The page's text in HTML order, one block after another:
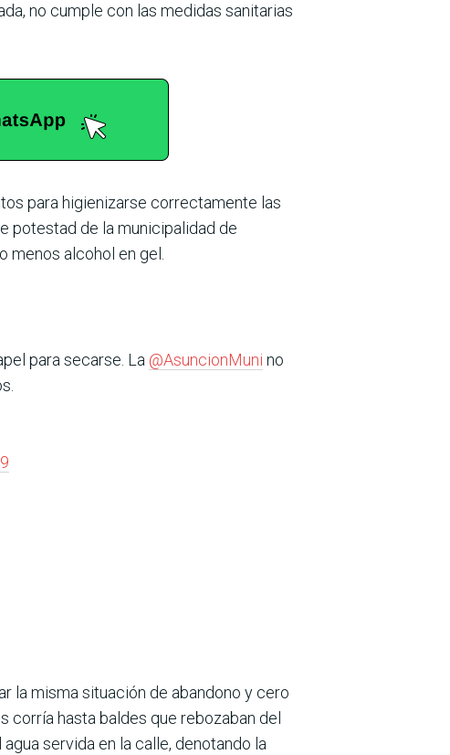
no cumple con las medidas sanitarias
para higienizarse correctamente las
potestad de la municipalidad de
menos alcohol en gel.
para secarse. La @AsuncionMuni no
la misma situación de abandono y cero
hasta baldes que rebozaban del
servida en la calle, denotando la